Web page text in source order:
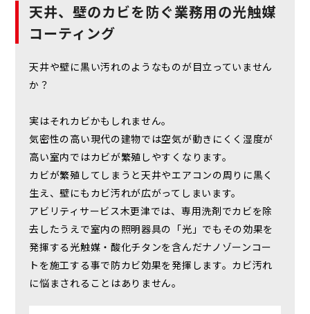
天井、壁のカビを防ぐ業務用の光触媒
コーティング
天井や壁に黒い汚れのようなものが目立っていません
か？
実はそれカビかもしれません。
気密性の高い現代の建物では空気が動きにくく湿度が
高い室内ではカビが繁殖しやすくなります。
カビが繁殖してしまうと天井やエアコンの周りに黒く
生え、壁にもカビ汚れが広がってしまいます。
アビリティサービス木更津では、専用洗剤でカビを除
去したうえで室内の照明器具の「光」でもその効果を
発揮する光触媒・酸化チタンを含んだナノゾーンコー
トを施工する事で防カビ効果を発揮します。カビ汚れ
に悩まされることはありません。